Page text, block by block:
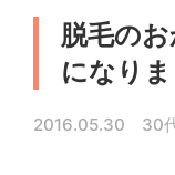
脱毛の
になりま
2016.05.30 30代